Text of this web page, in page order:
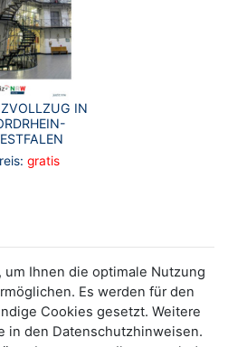
IN
gratis
Ihnen die optimale Nutzung
Es werden für den
Cookies gesetzt. Weitere
in den Datenschutzhinweisen.